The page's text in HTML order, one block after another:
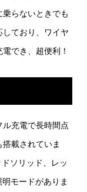
らないときでも
ており、ワイヤ
でき、超便利！
充電で長時間点
載されていま
ソリッド、レッ
明モードがありま